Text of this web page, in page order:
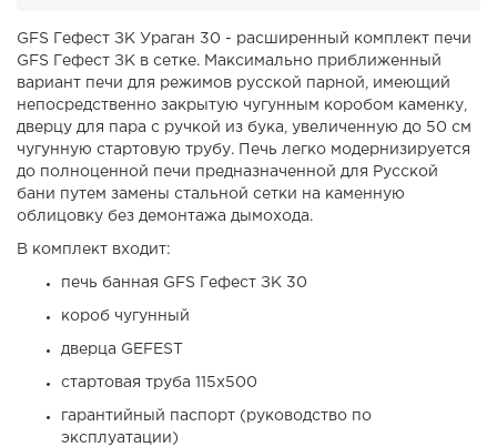
GFS Гефест ЗК Ураган 30 - расширенный комплект печи
GFS Гефест ЗК в сетке. Максимально приближенный
вариант печи для режимов русской парной, имеющий
непосредственно закрытую чугунным коробом каменку,
дверцу для пара с ручкой из бука, увеличенную до 50 см
чугунную стартовую трубу. Печь легко модернизируется
до полноценной печи предназначенной для Русской
бани путем замены стальной сетки на каменную
облицовку без демонтажа дымохода.
В комплект входит:
печь банная GFS Гефест ЗК 30
короб чугунный
дверца GEFEST
стартовая труба 115х500
гарантийный паспорт (руководство по
эксплуатации)